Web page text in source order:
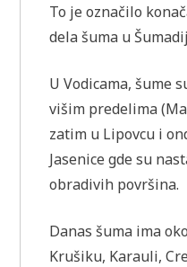
To je označilo
dela šuma u
U Vodicama, šume
višim predelima
zatim u Lipovcu i
Jasenice gde su
obradivih površina.
Danas šuma ima
Krušiku, Karauli,